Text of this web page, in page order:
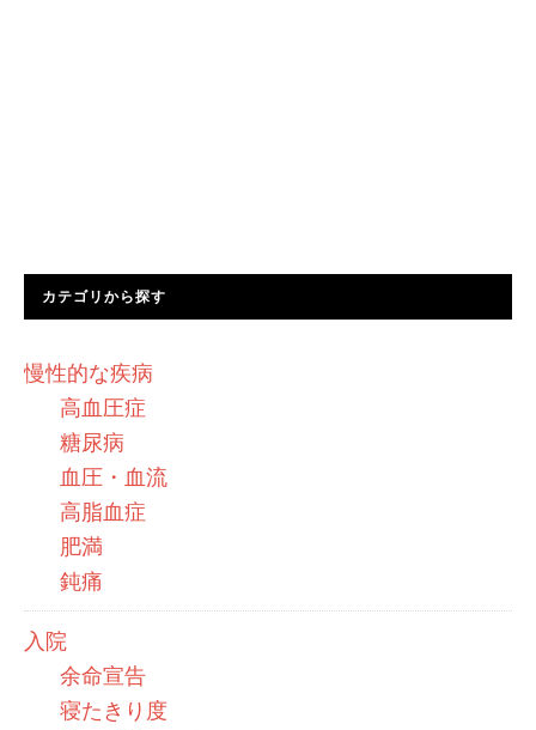
カテゴリから探す
慢性的な疾病
高血圧症
糖尿病
血圧・血流
高脂血症
肥満
鈍痛
入院
余命宣告
寝たきり度